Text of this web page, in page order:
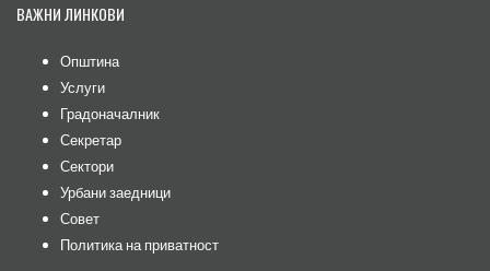
ВАЖНИ ЛИНКОВИ
Општина
Услуги
Градоначалник
Секретар
Сектори
Урбани заедници
Совет
Политика на приватност